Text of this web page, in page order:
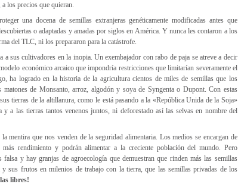
los precios que quieran.
una docena de semillas extranjeras genéticamente modificadas antes que
o adaptadas y amadas por siglos en América. Y nunca les contaron a los
del TLC, ni los prepararon para la catástrofe.
a sus cultivadores en la inopia. Un exembajador con rabo de paja se atreve a decir
económico arcaico que impondría restricciones que limitarían severamente el
ha logrado en la historia de la agricultura cientos de miles de semillas que los
de Monsanto, arroz, algodón y soya de Syngenta o Dupont. Con estas
tierras de la altillanura, como le está pasando a la «República Unida de la Soja»
a las tierras tantos venenos juntos, ni deforestado así las selvas en nombre del
mentira que nos venden de la seguridad alimentaria. Los medios se encargan de
rendimiento y podrán alimentar a la creciente población del mundo. Pero
y hay granjas de agroecología que demuestran que rinden más las semillas
sus frutos en milenios de trabajo con la tierra, que las semillas privadas de los
libres!